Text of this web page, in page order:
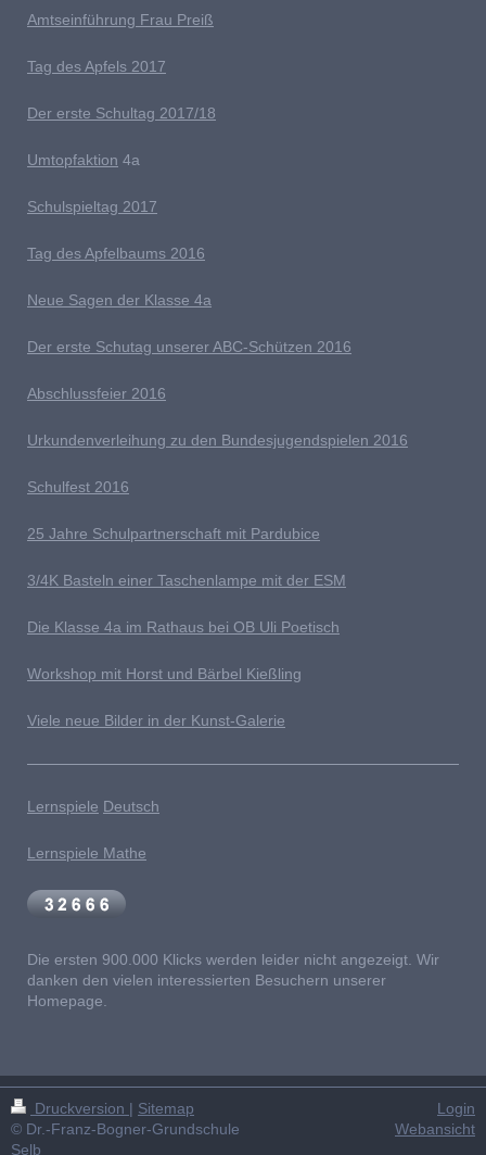
Amtseinführung Frau Preiß
Tag des Apfels 2017
Der erste Schultag 2017/18
Umtopfaktion 4a
Schulspieltag 2017
Tag des Apfelbaums 2016
Neue Sagen der Klasse 4a
Der erste Schutag unserer ABC-Schützen 2016
Abschlussfeier 2016
Urkundenverleihung zu den Bundesjugendspielen 2016
Schulfest 2016
25 Jahre Schulpartnerschaft mit Pardubice
3/4K Basteln einer Taschenlampe mit der ESM
Die Klasse 4a im Rathaus bei OB Uli Poetisch
Workshop mit Horst und Bärbel Kießling
Viele neue Bilder in der Kunst-Galerie
Lernspiele Deutsch
Lernspiele Mathe
Die ersten 900.000 Klicks werden leider nicht angezeigt. Wir
danken den vielen interessierten Besuchern unserer
Homepage.
Druckversion | Sitemap
© Dr.-Franz-Bogner-Grundschule
Selb
Login
Webansicht